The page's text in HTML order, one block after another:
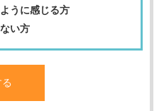
うに感じる方
い方